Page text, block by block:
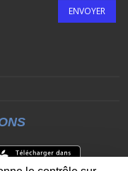
ENVOYER